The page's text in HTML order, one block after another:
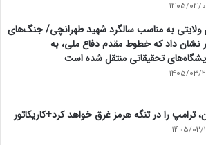
1405/04/
ولایتی به مناسب سالگرد شهید طهرانچی/ جنگ‌های
نشان داد که خطوط مقدم دفاع ملی، به
تحقیقاتی منتقل شده است
1405/03/
ترامپ را در تنگه هرمز غرق خواهد کرد+کاریکاتور
1405/02/